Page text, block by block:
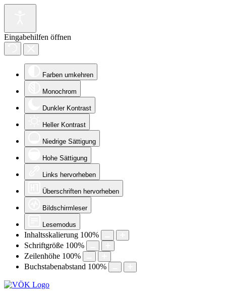
Eingabehilfen öffnen
Farben umkehren
Monochrom
Dunkler Kontrast
Heller Kontrast
Niedrige Sättigung
Hohe Sättigung
Links hervorheben
Überschriften hervorheben
Bildschirmleser
Lesemodus
Inhaltsskalierung 100%
Schriftgröße 100%
Zeilenhöhe 100%
Buchstabenabstand 100%